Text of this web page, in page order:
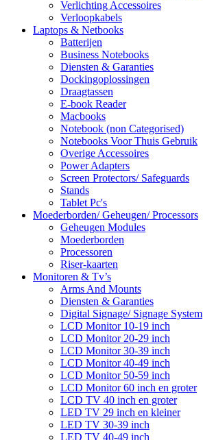
Verlichting Accessoires
Verloopkabels
Laptops & Netbooks
Batterijen
Business Notebooks
Diensten & Garanties
Dockingoplossingen
Draagtassen
E-book Reader
Macbooks
Notebook (non Categorised)
Notebooks Voor Thuis Gebruik
Overige Accessoires
Power Adapters
Screen Protectors/ Safeguards
Stands
Tablet Pc's
Moederborden/ Geheugen/ Processors
Geheugen Modules
Moederborden
Processoren
Riser-kaarten
Monitoren & Tv’s
Arms And Mounts
Diensten & Garanties
Digital Signage/ Signage System
LCD Monitor 10-19 inch
LCD Monitor 20-29 inch
LCD Monitor 30-39 inch
LCD Monitor 40-49 inch
LCD Monitor 50-59 inch
LCD Monitor 60 inch en groter
LCD TV 40 inch en groter
LED TV 29 inch en kleiner
LED TV 30-39 inch
LED TV 40-49 inch